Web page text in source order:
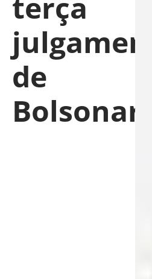
de
Bolsonaro